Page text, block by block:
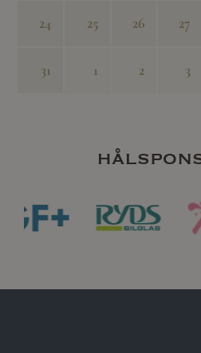
24 25 26 27
31 1 2 3